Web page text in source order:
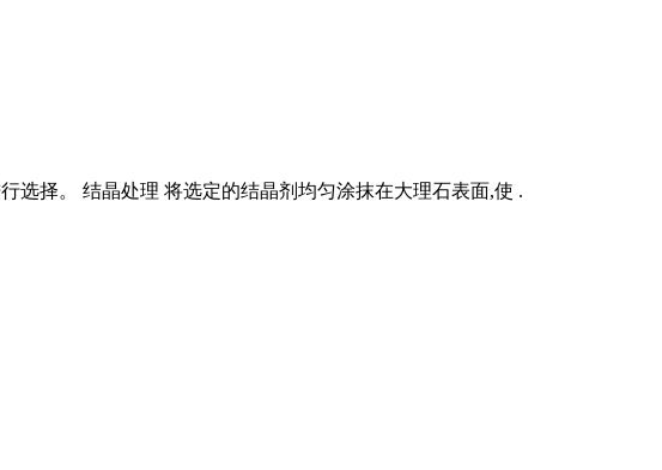
选择。 结晶处理 将选定的结晶剂均匀涂抹在大理石表面,使 .